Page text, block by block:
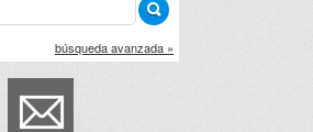
búsqueda avanzada »